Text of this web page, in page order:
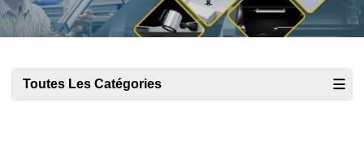
Toutes Les Catégories